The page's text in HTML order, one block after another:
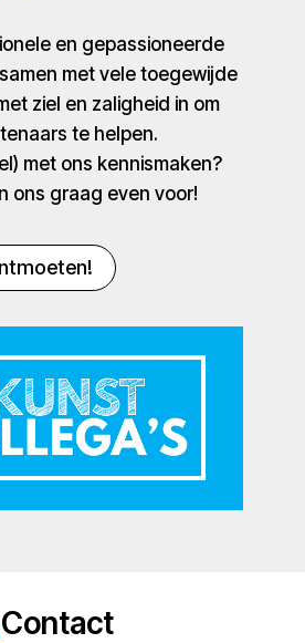
en gepassioneerde
met vele toegewijde
ziel en zaligheid in om
te helpen.
met ons kennismaken?
ons graag even voor!
Contact